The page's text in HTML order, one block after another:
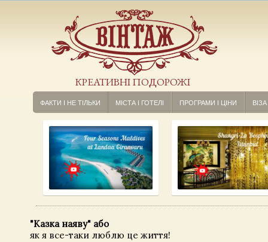
КРЕАТИВНІ ПОДОРОЖІ
ФАКТИ І НЕ ТІЛЬКИ МІСТА І ГОТЕЛІ ПРОГРАМИ І ЦІНИ ВІЗА
"Казка наяву" або
як я все-таки люблю це життя!